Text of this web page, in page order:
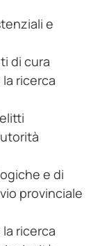
e
di cura
ricerca
e di
provinciale
ricerca